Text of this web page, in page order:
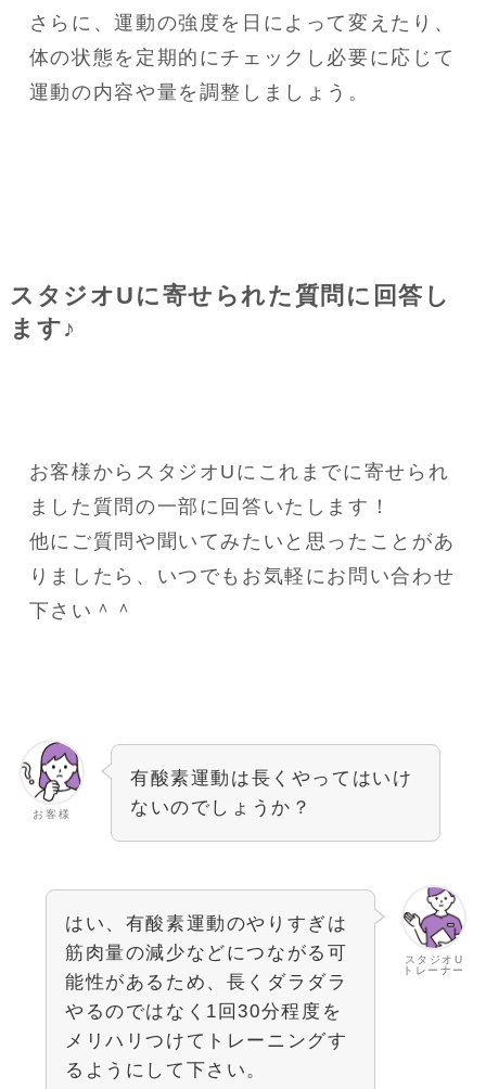
さらに、運動の強度を日によって変えたり、
体の状態を定期的にチェックし必要に応じて
運動の内容や量を調整しましょう。
スタジオUに寄せられた質問に回答し
ます♪
お客様からスタジオUにこれまでに寄せられ
ました質問の一部に回答いたします！
他にご質問や聞いてみたいと思ったことがあ
りましたら、いつでもお気軽にお問い合わせ
下さい＾＾
お客様
有酸素運動は長くやってはいけ
ないのでしょうか？
スタジオU
トレーナー
はい、有酸素運動のやりすぎは
筋肉量の減少などにつながる可
能性があるため、長くダラダラ
やるのではなく1回30分程度を
メリハリつけてトレーニングす
るようにして下さい。